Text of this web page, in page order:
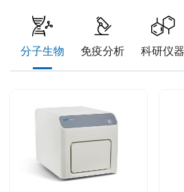
分子生物 免疫分析 科研仪器